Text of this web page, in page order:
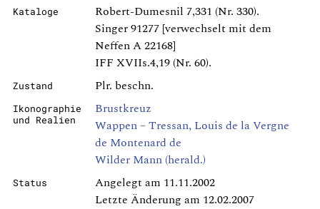
Kataloge
Robert-Dumesnil 7,331 (Nr. 330).
Singer 91277 [verwechselt mit dem
Neffen A 22168]
IFF XVIIs.4,19 (Nr. 60).
Zustand Plr. beschn.
Ikonographie
und Realien
Brustkreuz
Wappen – Tressan, Louis de la Vergne
de Montenard de
Wilder Mann (herald.)
Status
Angelegt am 11.11.2002
Letzte Änderung am 12.02.2007